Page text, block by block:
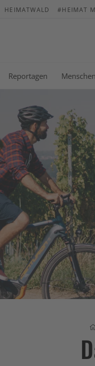
HEIMATWALD #HEIMAT
Reportagen Menschen